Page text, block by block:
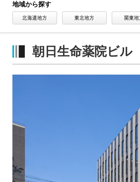
地域から探す
朝日生命薬院ビル